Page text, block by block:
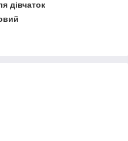
дівчаток